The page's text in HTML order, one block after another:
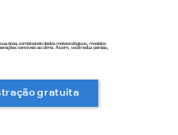
área,combinando dados meteorológicos, modelos
sensíveis ao clima. Assim, você reduz perdas,
gratuita